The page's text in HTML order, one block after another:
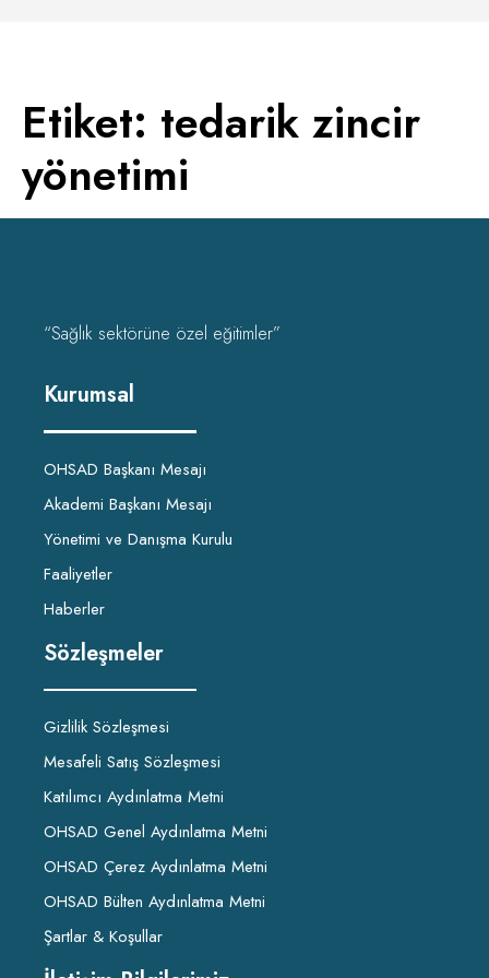
Etiket: tedarik zincir
yönetimi
“Sağlık sektörüne özel eğitimler”
Kurumsal
OHSAD Başkanı Mesajı
Akademi Başkanı Mesajı
Yönetimi ve Danışma Kurulu
Faaliyetler
Haberler
Sözleşmeler
Gizlilik Sözleşmesi
Mesafeli Satış Sözleşmesi
Katılımcı Aydınlatma Metni
OHSAD Genel Aydınlatma Metni
OHSAD Çerez Aydınlatma Metni
OHSAD Bülten Aydınlatma Metni
Şartlar & Koşullar